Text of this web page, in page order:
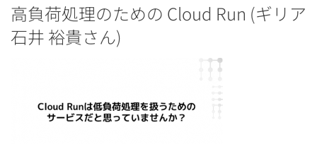
高負荷処理のための Cloud Run (ギリア
石井 裕貴さん)